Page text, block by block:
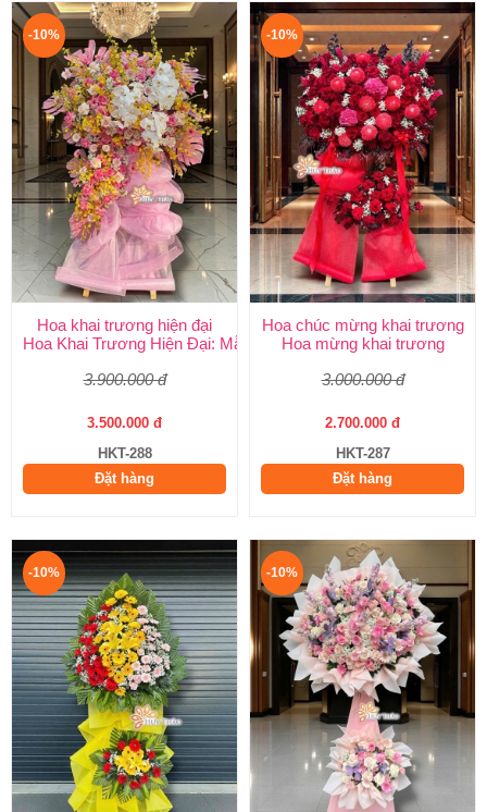
-10%
Hoa khai trương hiện đại
Hoa Khai Trương Hiện Đại: Mẫu Đẹp, Sang Trọng & Giao Nhanh
3.900.000 đ
3.500.000 đ
HKT-288
Đặt hàng
-10%
Hoa chúc mừng khai trương
Hoa mừng khai trương
3.000.000 đ
2.700.000 đ
HKT-287
Đặt hàng
-10% -10%